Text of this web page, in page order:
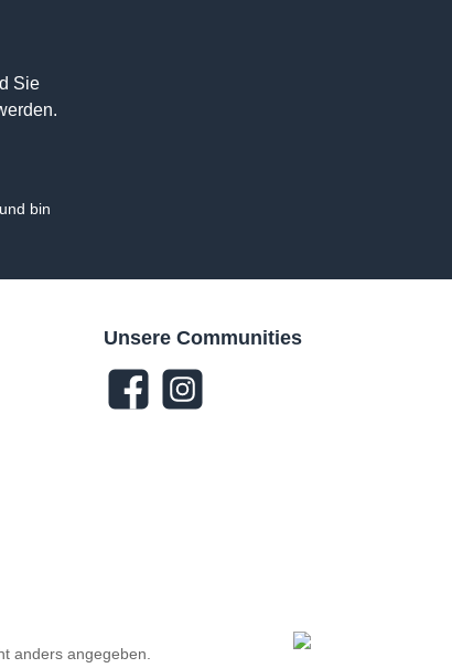
Sie
bin
Unsere Communities
anders angegeben.